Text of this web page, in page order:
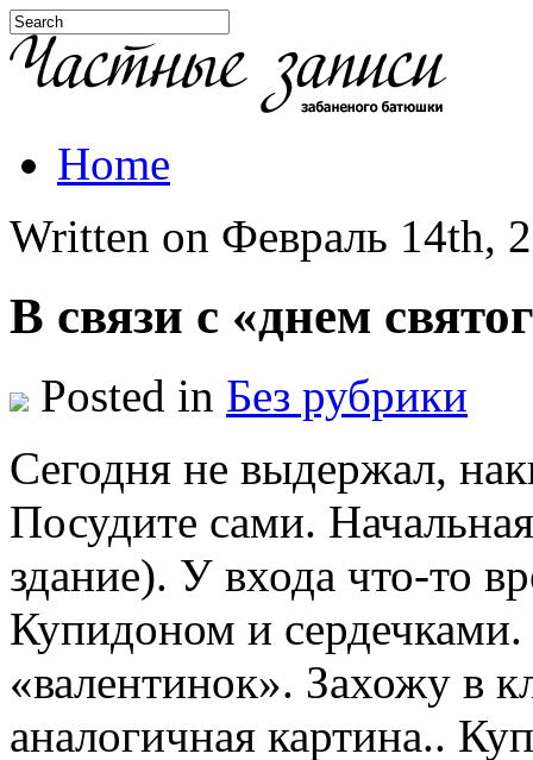
Home
Written on Февраль 14th,
В связи с «днем
Posted in Без рубрики
Сегодня не выдержал,
Посудите сами.
здание). У входа что-то
Купидоном и
«валентинок». Захожу в
аналогичная картина..